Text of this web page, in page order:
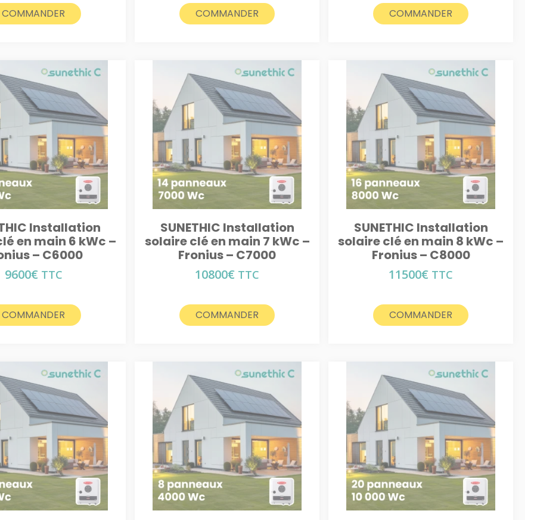
COMMANDER COMMANDER COMMANDER
Installation
en main 6 kWc –
– C6000
9600€ TTC
COMMANDER
SUNETHIC Installation
solaire clé en main 7 kWc –
Fronius – C7000
10800€ TTC
COMMANDER
SUNETHIC Installation
solaire clé en main 8 kWc –
Fronius – C8000
11500€ TTC
COMMANDER